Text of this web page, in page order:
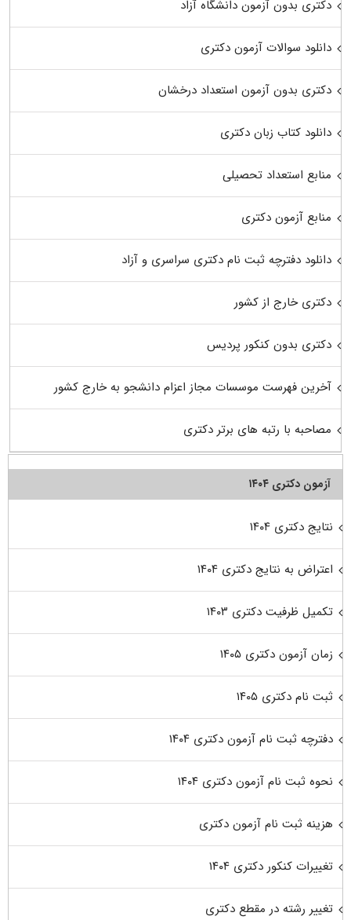
دکتری بدون آزمون دانشگاه آزاد
دانلود سوالات آزمون دکتری
دکتری بدون آزمون استعداد درخشان
دانلود کتاب زبان دکتری
منابع استعداد تحصیلی
منابع آزمون دکتری
دانلود دفترچه ثبت نام دکتری سراسری و آزاد
دکتری خارج از کشور
دکتری بدون کنکور پردیس
آخرین فهرست موسسات مجاز اعزام دانشجو به خارج کشور
مصاحبه با رتبه های برتر دکتری
آزمون دکتری ۱۴۰۴
نتایج دکتری ۱۴۰۴
اعتراض به نتایج دکتری ۱۴۰۴
تکمیل ظرفیت دکتری ۱۴۰۳
زمان آزمون دکتری ۱۴۰۵
ثبت نام دکتری ۱۴۰۵
دفترچه ثبت نام آزمون دکتری ۱۴۰۴
نحوه ثبت نام آزمون دکتری ۱۴۰۴
هزینه ثبت نام آزمون دکتری
تغییرات کنکور دکتری ۱۴۰۴
تغییر رشته در مقطع دکتری